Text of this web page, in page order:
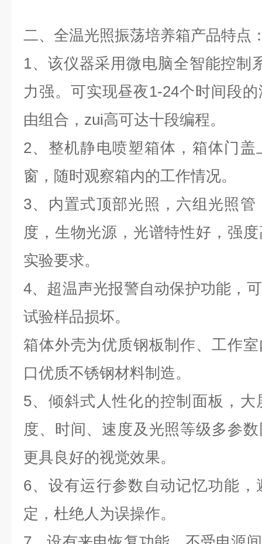
二、 全温光照振荡培养箱产品特点
1、该仪器采用微电脑全智能控制
力强。可实现昼夜1-24个时间段
由组合，zui高可达十段编程。
2、整机静电喷塑箱体，箱体门
窗，随时观察箱内的工作情况。
3、内置式顶部光照，六组光照
度，生物光源，光谱特性好，强
实验要求。
4、超温声光报警自动保护功能，
试验样品损坏。
箱体外壳为优质钢板制作、工作
口优质不锈钢材料制造。
5、倾斜式人性化的控制面板，
度、时间、速度及光照等级多参
更具良好的视觉效果。
6、设有运行参数自动记忆功能
定，杜绝人为误操作。